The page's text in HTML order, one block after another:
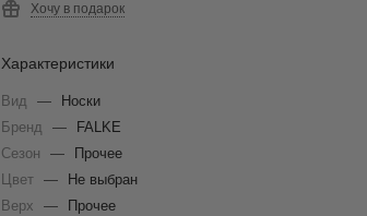
Хочу в подарок
Характеристики
Вид —
Носки
Бренд
—
FALKE
Сезон
—
Прочее
Цвет —
Не выбран
Верх
—
Прочее